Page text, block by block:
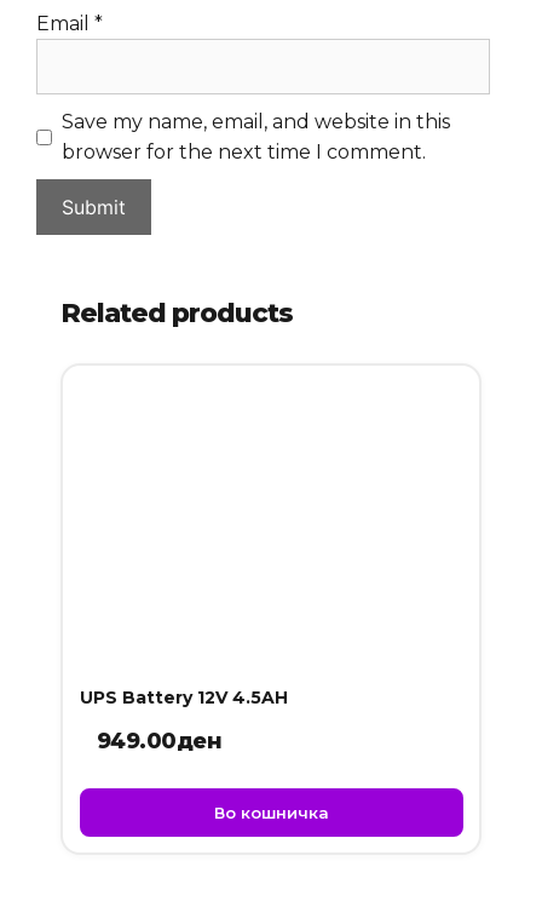
Email *
Save my name, email, and website in this
browser for the next time I comment.
Related products
UPS Battery 12V 4.5AH
949.00ден
Во кошничка